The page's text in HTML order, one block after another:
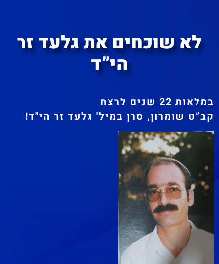
לא שוכחים את גלעד זר
הי”ד
במלאות 22 שנים לרצח
קב”ט שומרון, סרן במיל' גלעד זר הי"ד!